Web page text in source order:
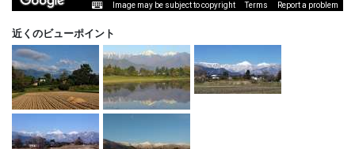
Image may be subject to copyright Terms Report a problem
近くのビューポイント